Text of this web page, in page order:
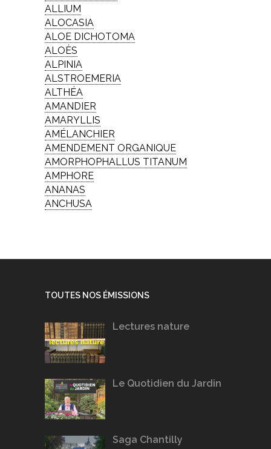
ALLIUM
ALOCASIA
ALOE DICHOTOMA
ALOÈS
ALPINIA
ALSTROEMERIA
ALTHÉA
AMANDIER
AMARYLLIS
AMÉLANCHIER
AMENDEMENT ORGANIQUE
AMORPHOPHALLUS TITANUM
AMPHORE
ANANAS
ANCHUSA
TOUTES NOS ÉMISSIONS
Lectures nature
Le Quotidien du Jardin
Saga Chantilly